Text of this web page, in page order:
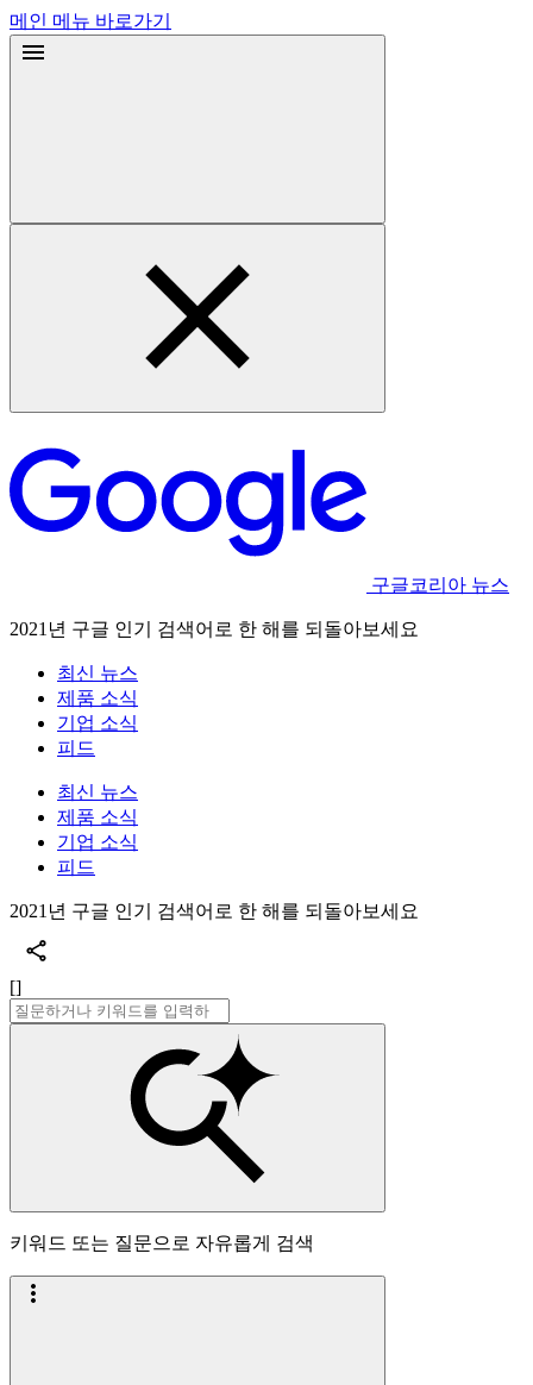
메인 메뉴 바로가기
구글코리아 뉴스
2021년 구글 인기 검색어로 한 해를 되돌아보세요
최신 뉴스
제품 소식
기업 소식
피드
최신 뉴스
제품 소식
기업 소식
피드
2021년 구글 인기 검색어로 한 해를 되돌아보세요
[]
키워드 또는 질문으로 자유롭게 검색